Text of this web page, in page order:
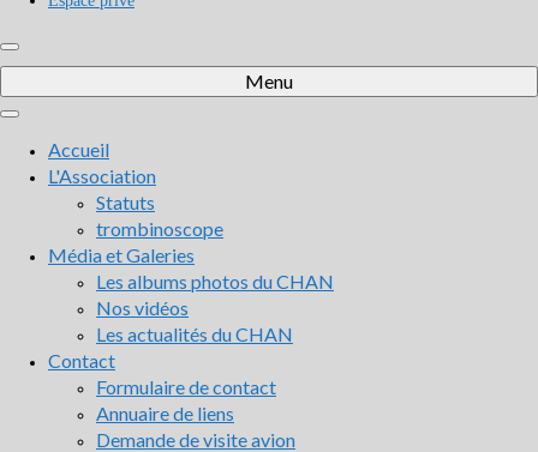
Menu
Accueil
L'Association
Statuts
trombinoscope
Média et Galeries
Les albums photos du CHAN
Nos vidéos
Les actualités du CHAN
Contact
Formulaire de contact
Annuaire de liens
Demande de visite avion